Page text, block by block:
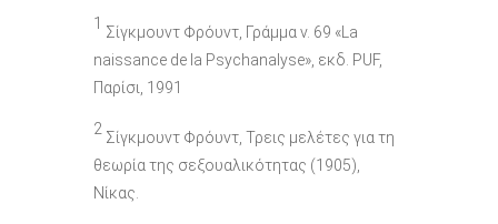
1 Σίγκμουντ Φρόυντ, Γράμμα ν. 69 «La
naissance de la Psychanalyse», εκδ. PUF,
Παρίσι, 1991
2 Σίγκμουντ Φρόυντ, Τρεις μελέτες για τη
θεωρία της σεξουαλικότητας (1905),
Νίκας.